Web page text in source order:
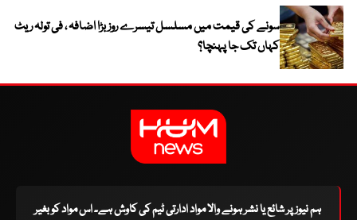
سونے کی قیمت میں مسلسل تیسرے روز بڑا اضافہ ، فی تولہ ریٹ
کہاں تک جا پہنچا؟
ہم نیوز پر شائع یا نشر ہونے والا مواد ادارتی ٹیم کی کاوش ہے۔ اس مواد کو بغیر